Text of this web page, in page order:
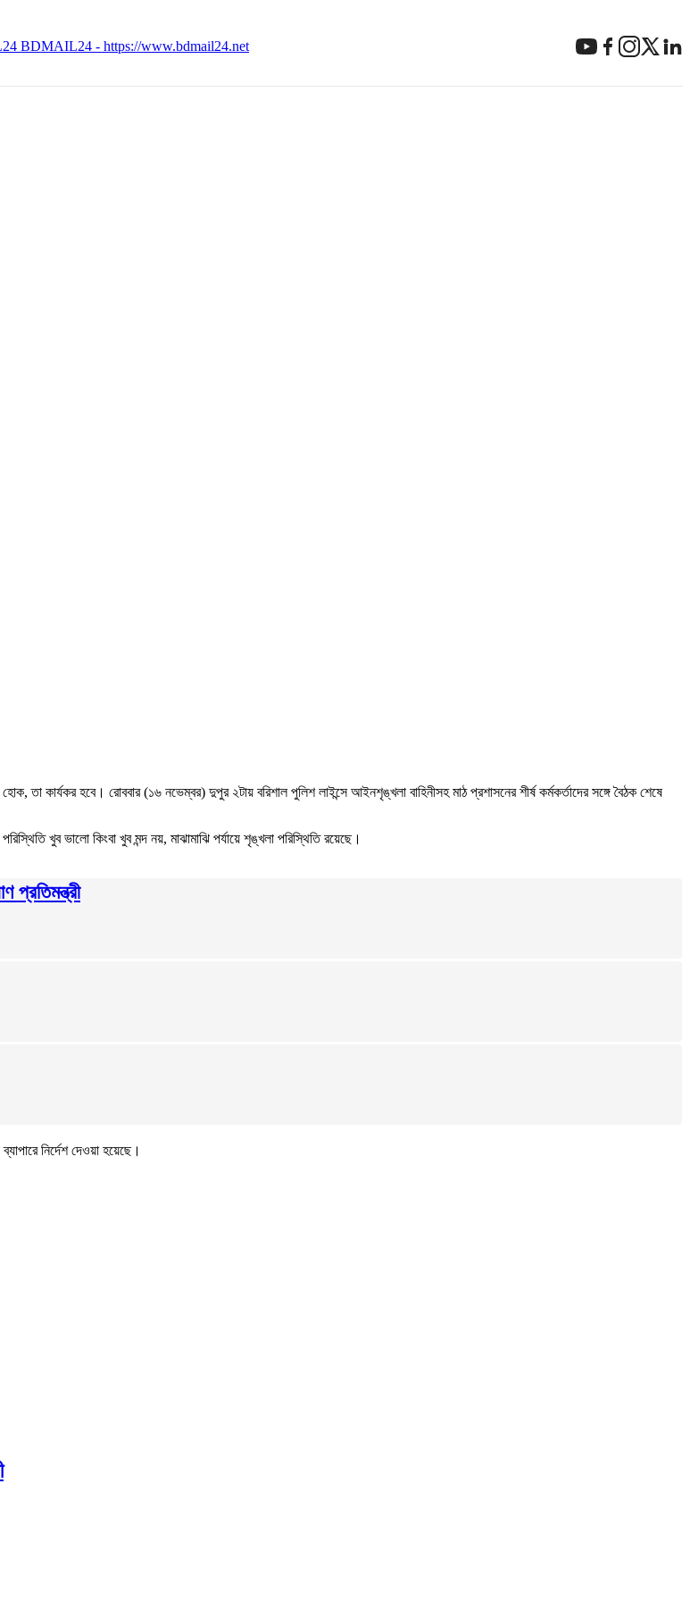
BDMAIL24 - https://www.bdmail24.net
তা কার্যকর হবে। রোববার (১৬ নভেম্বর) দুপুর ২টায় বরিশাল পুলিশ লাইন্সে আইনশৃঙ্খলা বাহিনীসহ মাঠ প্রশাসনের শীর্ষ কর্মকর্তাদের সঙ্গে বৈঠক শেষে
খুব ভালো কিংবা খুব মন্দ নয়, মাঝামাঝি পর্যায়ে শৃঙ্খলা পরিস্থিতি রয়েছে।
প্রতিমন্ত্রী
নির্দেশ দেওয়া হয়েছে।